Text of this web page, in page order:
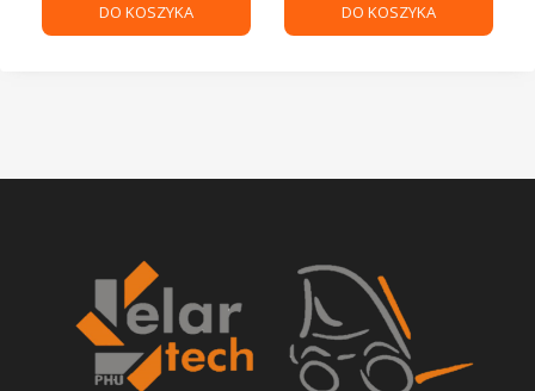
DO KOSZYKA DO KOSZYKA